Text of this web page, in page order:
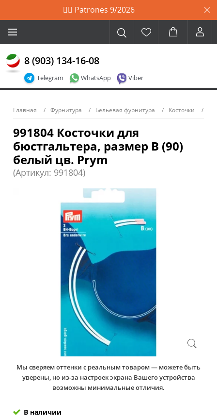
🙋‍♀️ Patrones 9/2026
Telegram WhatsApp Viber
8 (903) 134-16-08
Главная Фурнитура Бельевая фурнитура Косточки
991804 Косточки для
бюстгальтера, размер В (90)
белый цв. Prym
(Артикул: 991804)
Мы сверяем оттенки с реальным товаром — можете быть
уверены, но из-за настроек экрана Вашего устройства
возможны минимальные отличия.
В наличии